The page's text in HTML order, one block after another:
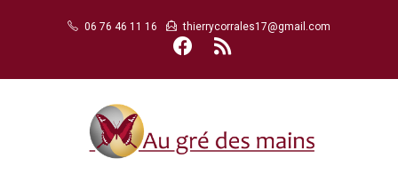
06 76 46 11 16 thierrycorrales17@gmail.com